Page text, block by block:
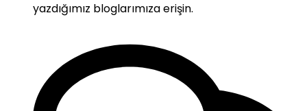
yazdığımız bloglarımıza erişin.